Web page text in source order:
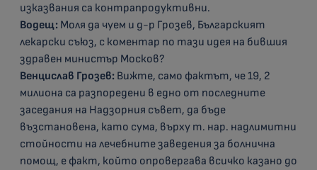
изказвания са контрапродуктивни.
Водещ: Моля да чуем и д-р Грозев, Българският
лекарски съюз, с коментар по тази идея на бившия
здравен министър Москов?
Венцислав Грозев: Вижте, само фактът, че 19, 2
милиона са разпоредени в едно от последните
заседания на Надзорния съвет, да бъде
възстановена, като сума, върху т. нар. надлимитни
стойности на лечебните заведения за болнична
помощ, е факт, който опровергава всичко казано до